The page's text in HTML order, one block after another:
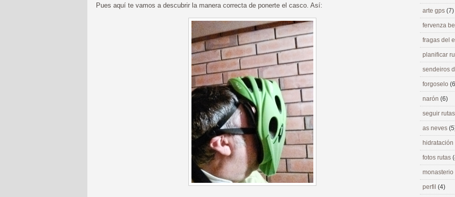
Pues aquí te vamos a descubrir la manera correcta de ponerte el casco. Así:
arte gps (7)
fervenza
fragas del
planificar
sendeiros
forgoselo
narón (6)
seguir
as neves
hidratación
fotos rutas
perfil (4)